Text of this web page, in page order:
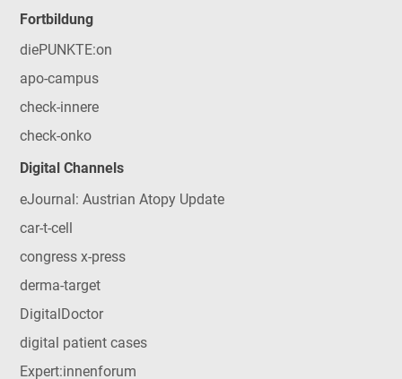
Fortbildung
diePUNKTE:on
apo-campus
check-innere
check-onko
Digital Channels
eJournal: Austrian Atopy Update
car-t-cell
congress x-press
derma-target
DigitalDoctor
digital patient cases
Expert:innenforum